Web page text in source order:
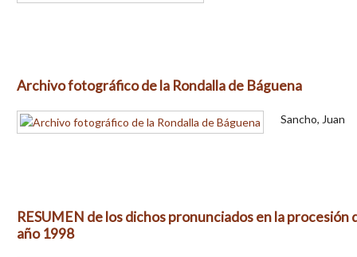
Archivo fotográfico de la Rondalla de Báguena
Sancho, Juan
RESUMEN de los dichos pronunciados en la procesión
año 1998